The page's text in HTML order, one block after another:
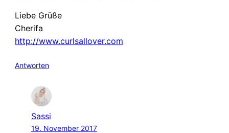
Liebe Grüße
Cherifa
http://www.curlsallover.com
Antworten
Sassi
19. November 2017